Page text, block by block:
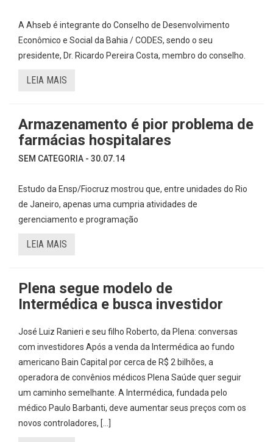
A Ahseb é integrante do Conselho de Desenvolvimento
Econômico e Social da Bahia / CODES, sendo o seu
presidente, Dr. Ricardo Pereira Costa, membro do conselho.
LEIA MAIS
Armazenamento é pior problema de
farmácias hospitalares
SEM CATEGORIA - 30.07.14
Estudo da Ensp/Fiocruz mostrou que, entre unidades do Rio
de Janeiro, apenas uma cumpria atividades de
gerenciamento e programação
LEIA MAIS
Plena segue modelo de
Intermédica e busca investidor
José Luiz Ranieri e seu filho Roberto, da Plena: conversas
com investidores Após a venda da Intermédica ao fundo
americano Bain Capital por cerca de R$ 2 bilhões, a
operadora de convênios médicos Plena Saúde quer seguir
um caminho semelhante. A Intermédica, fundada pelo
médico Paulo Barbanti, deve aumentar seus preços com os
novos controladores, […]